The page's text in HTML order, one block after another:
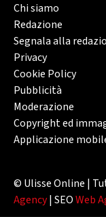
Chi siamo
Redazione
Segnala alla
Privacy
Cookie Policy
Pubblicità
Moderazione
Copyright ed
Applicazione
© Ulisse Online |
Agency| SEOWeb